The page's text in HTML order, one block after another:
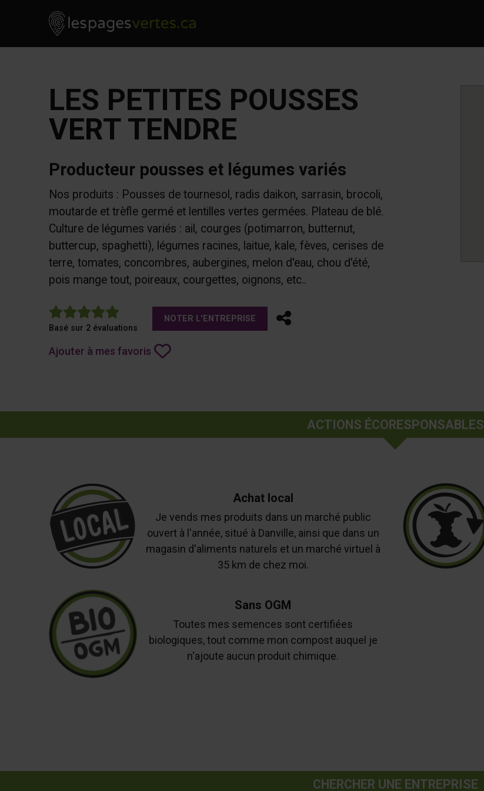
Skip to contentLes Pages Vertes - Go to homepage
LES PETITES POUSSES
VERT TENDRE
Producteur pousses et légumes variés
Nos produits : Pousses de tournesol, radis daikon, sarrasin, brocoli,
moutarde et trèfle germé et lentilles vertes germées. Plateau de blé.
Culture de légumes variés : ail, courges (potimarron, butternut,
buttercup, spaghetti), légumes racines, laitue, kale, fèves, cerises de
terre, tomates, concombres, aubergines, melon d'eau, chou d'été,
pois mange tout, poireaux, courgettes, oignons, etc..
5
Basé sur 2 évaluations
NOTER L'ENTREPRISE Partager
Ajouter à mes favoris
ACTIONS ÉCORESPONSABLES
Achat local
Je vends mes produits dans un marché public
ouvert à l'année, situé à Danville, ainsi que dans un
magasin d'aliments naturels et un marché virtuel à
35 km de chez moi.
Sans OGM
Toutes mes semences sont certifiées
biologiques, tout comme mon compost auquel je
n'ajoute aucun produit chimique.
CHERCHER UNE ENTREPRISE